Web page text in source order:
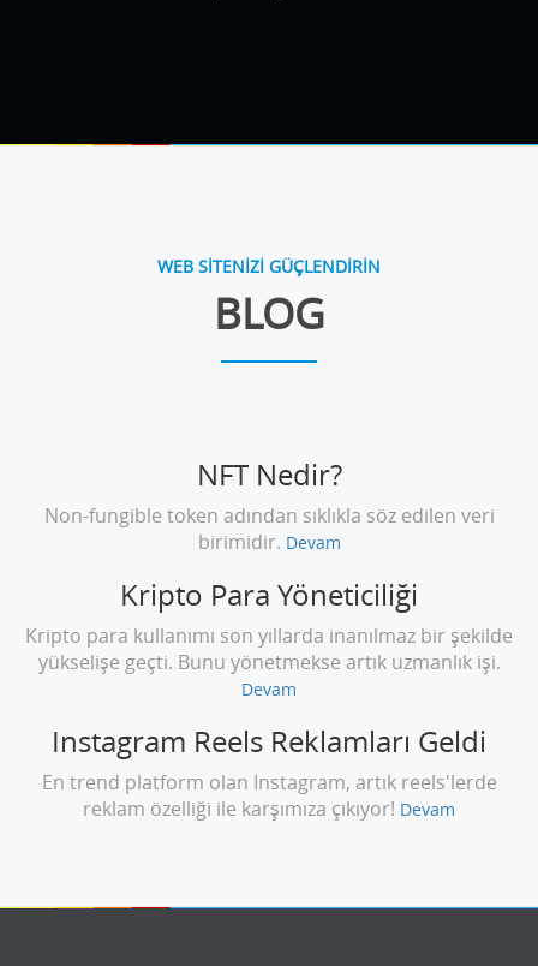
WEB SİTENİZİ GÜÇLENDİRİN
BLOG
NFT Nedir?
Non-fungible token adından sıklıkla söz edilen veri
birimidir. Devam
Kripto Para Yöneticiliği
Kripto para kullanımı son yıllarda inanılmaz bir şekilde
yükselişe geçti. Bunu yönetmekse artık uzmanlık işi.
Devam
Instagram Reels Reklamları Geldi
En trend platform olan Instagram, artık reels'lerde
reklam özelliği ile karşımıza çıkıyor! Devam